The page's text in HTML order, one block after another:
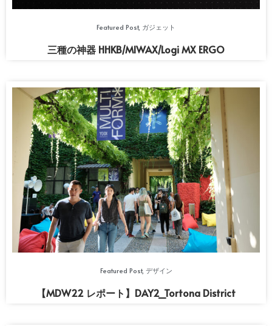
Featured Post, ガジェット
三種の神器 HHKB/MIWAX/Logi MX ERGO
Featured Post, デザイン
【MDW22 レポート】DAY2_Tortona District